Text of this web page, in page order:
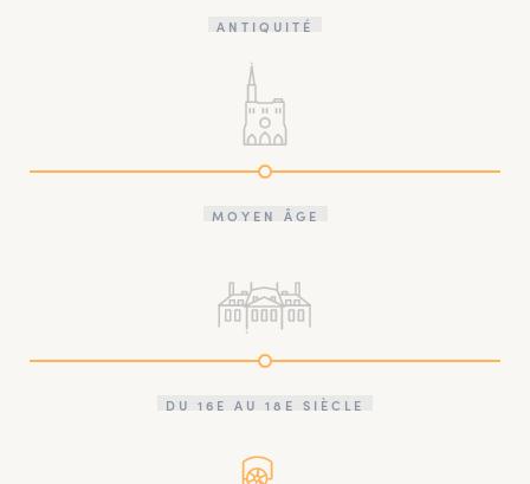
ANTIQUITÉ
MOYEN ÂGE
DU 16E AU 18E SIÈCLE